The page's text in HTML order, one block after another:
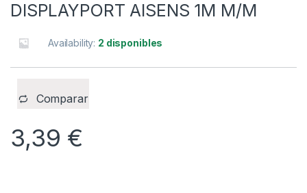
DISPLAYPORT AISENS 1M M/M
Availability: 2 disponibles
Comparar
3,39 €